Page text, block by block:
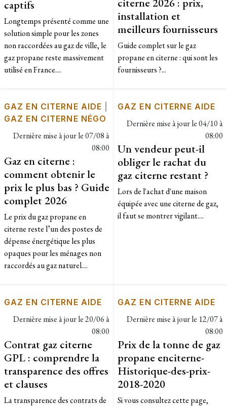
captifs
Longtemps présenté comme une
solution simple pour les zones
non raccordées au gaz de ville, le
gaz propane reste massivement
utilisé en France....
installation et
meilleurs fournisseurs
Guide complet sur le gaz
propane en citerne : qui sont les
fournisseurs ?...
GAZ EN CITERNE AIDE
GAZ EN CITERNE NÉGO
Dernière mise à jour le07/08 à
08:00
Gaz en citerne :
comment obtenir le
prix le plus bas ? Guide
complet 2026
Le prix du gaz propane en
citerne reste l’un des postes de
dépense énergétique les plus
opaques pour les ménages non
raccordés au gaz naturel....
GAZ EN CITERNE AIDE
Dernière mise à jour le04/10 à
08:00
Un vendeur peut-il
obliger le rachat du
gaz citerne restant ?
Lors de l'achat d'une maison
équipée avec une citerne de gaz,
il faut se montrer vigilant....
GAZ EN CITERNE AIDE
Dernière mise à jour le20/06 à
08:00
Contrat gaz citerne
GPL : comprendre la
transparence des offres
et clauses
La transparence des contrats de
GAZ EN CITERNE AIDE
Dernière mise à jour le 12/07 à
08:00
Prix de la tonne de gaz
propane enciterne-
Historique-des-prix-
2018-2020
​Si vous consultez cette page,